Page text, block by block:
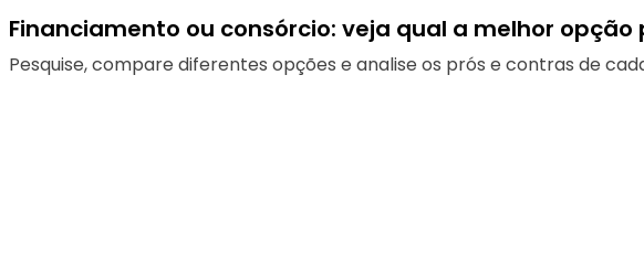
Financiamento ou consórcio: veja qual a melhor opção
Pesquise, compare diferentes opções e analise os prós e contras de